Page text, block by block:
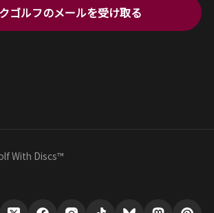
ゴルフのメールを受け取る
With Discs™